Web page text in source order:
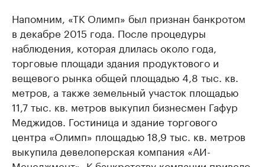
Напомним, «ТК Олимп» был признан банкротом
в декабре 2015 года. После процедуры
наблюдения, которая длилась около года,
торговые площади здания продуктового и
вещевого рынка общей площадью 4,8 тыс. кв.
метров, а также земельный участок площадью
11,7 тыс. кв. метров выкупил бизнесмен Гафур
Меджидов. Гостиница и здание торгового
центра «Олимп» площадью 18,9 тыс. кв. метров
выкупила девелоперская компания «АИ-